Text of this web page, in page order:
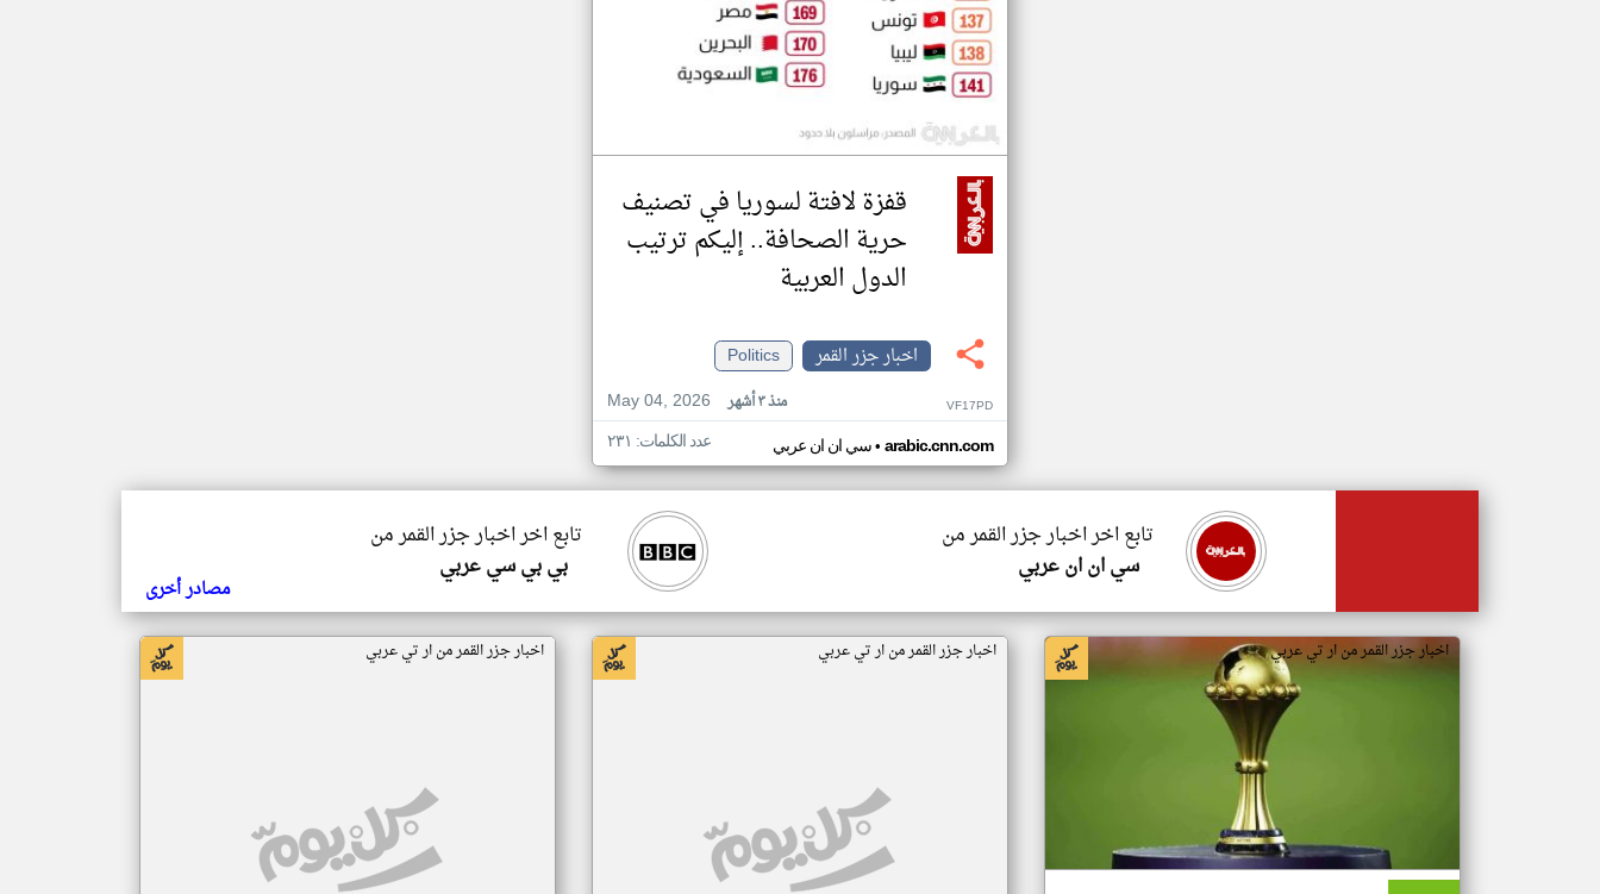
قفزة لافتة لسوريا في تصنيف
حرية الصحافة.. إليكم ترتيب
الدول العربية
اخبار جزر القمر
Politics
May 04, 2026
منذ ٣ أشهر VF17PD
سي ان ان عربي• arabic.cnn.com عدد الكلمات: ٢٣١
تابع اخر اخبار جزر القمر من
بي بي سي عربي
تابع اخر اخبار جزر القمر من
سي ان ان عربي
مصادر أخرى
اخبار جزر القمر من ار تي عربي اخبار جزر القمر من ار تي عربي اخبار جزر القمر من ار تي عربي